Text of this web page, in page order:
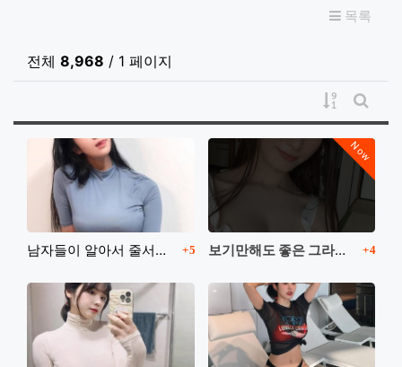
목록
전체 8,968 / 1 페이지
게시물 정
게시
남자들이 알아서 줄서는 몸매의 소유자 댓글
5
Now
보기만해도 좋은 그라비아 아이돌 댓글
4